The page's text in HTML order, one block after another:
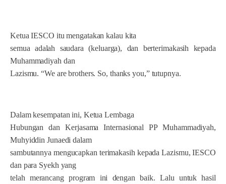
Ketua IESCO itu mengatakan kalau kita
semua adalah saudara (keluarga), dan berterimakasih kepada
Muhammadiyah dan
Lazismu. “We are brothers. So, thanks you,” tutupnya.
Dalam kesempatan ini, Ketua Lembaga
Hubungan dan Kerjasama Internasional PP Muhammadiyah,
Muhyiddin Junaedi dalam
sambutannya mengucapkan terimakasih kepada Lazismu, IESCO
dan para Syekh yang
telah merancang program ini dengan baik. Lalu untuk hasil